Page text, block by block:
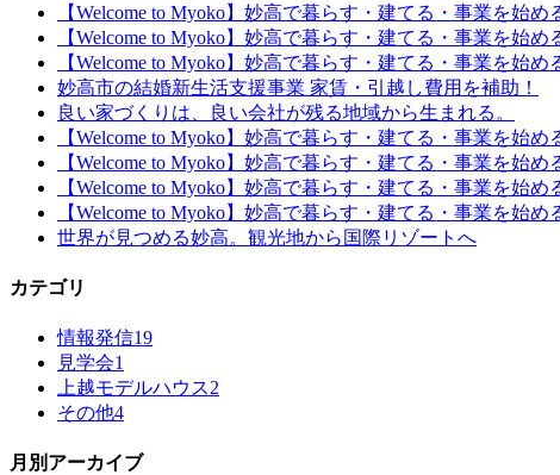
【Welcome to Myoko】妙高で暮らす・建てる・事業を始
【Welcome to Myoko】妙高で暮らす・建てる・事業を始
【Welcome to Myoko】妙高で暮らす・建てる・事業を始
妙高市の結婚新生活支援事業 家賃・引越し費用を補助！
良い家づくりは、良い会社が残る地域から生まれる。
【Welcome to Myoko】妙高で暮らす・建てる・事業を始
【Welcome to Myoko】妙高で暮らす・建てる・事業を始
【Welcome to Myoko】妙高で暮らす・建てる・事業を始
【Welcome to Myoko】妙高で暮らす・建てる・事業を始
世界が見つめる妙高。観光地から国際リゾートへ
カテゴリ
情報発信19
見学会1
上越モデルハウス2
その他4
月別アーカイブ